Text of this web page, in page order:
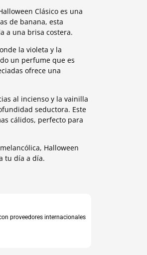
Clásico es una
de banana, esta
a una brisa costera.
la violeta y la
un perfume que es
ofrece una
al incienso y la vainilla
seductora. Este
cálidos, perfecto para
Halloween
tu día a día.
proveedores internacionales